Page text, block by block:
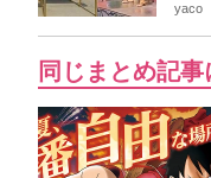
yaco
同じまとめ記